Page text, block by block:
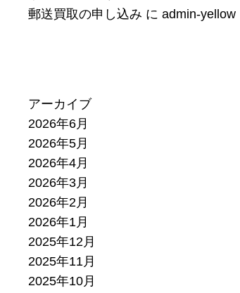
郵送買取の申し込み にadmin-yellow
アーカイブ
2026年6月
2026年5月
2026年4月
2026年3月
2026年2月
2026年1月
2025年12月
2025年11月
2025年10月